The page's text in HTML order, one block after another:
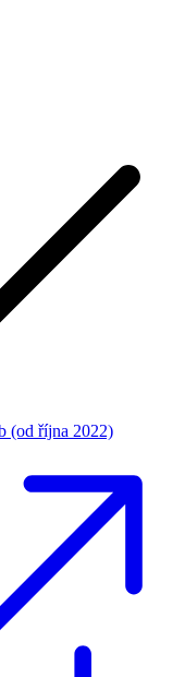
(od října 2022)